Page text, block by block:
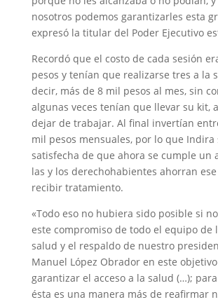
nosotros podemos garantizarles esta
expresó la titular del Poder Ejecutivo
Recordó que el costo de cada sesión
pesos y tenían que realizarse tres a la
decir, más de 8 mil pesos al mes, sin
algunas veces tenían que llevar su kit,
dejar de trabajar. Al final invertían
mil pesos mensuales, por lo que Indira
satisfecha de que ahora se cumple un
las y los derechohabientes ahorran
recibir tratamiento.
«Todo eso no hubiera sido posible si
este compromiso de todo el equipo de
salud y el respaldo de nuestro
Manuel López Obrador en este
garantizar el acceso a la salud (…);
ésta es una manera más de reafirmar